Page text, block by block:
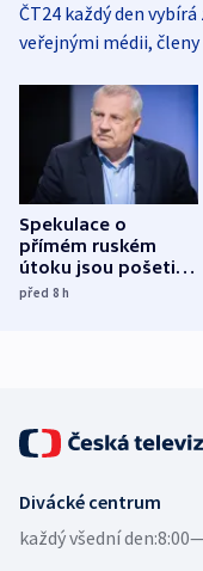
ČT24 každý den
veřejnými médii, členy
Spekulace o
přímém ruském
útoku jsou pošetilé,
míní estonský
před 8h
Divácké centrum
každý všední den: